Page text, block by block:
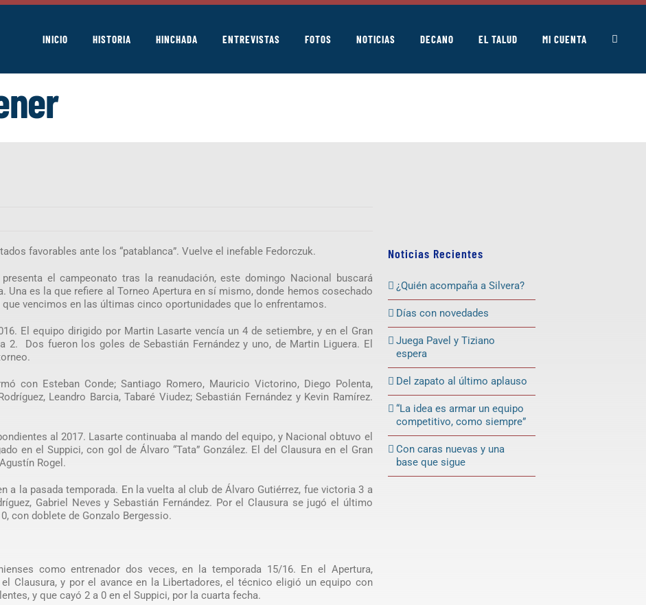
INICIO HISTORIA HINCHADA ENTREVISTAS FOTOS NOTICIAS DECANO EL TALUD MI CUENTA
favorables ante los “patablanca”. Vuelve el inefable Fedorczuk.
el campeonato tras la reanudación, este domingo Nacional buscará
Una es la que refiere al Torneo Apertura en sí mismo, donde hemos cosechado
vencimos en las últimas cinco oportunidades que lo enfrentamos.
El equipo dirigido por Martin Lasarte vencía un 4 de setiembre, y en el Gran
2. Dos fueron los goles de Sebastián Fernández y uno, de Martin Liguera. El
con Esteban Conde; Santiago Romero, Mauricio Victorino, Diego Polenta,
Leandro Barcia, Tabaré Viudez; Sebastián Fernández y Kevin Ramírez.
al 2017. Lasarte continuaba al mando del equipo, y Nacional obtuvo el
en el Suppici, con gol de Álvaro “Tata” González. El del Clausura en el Gran
Rogel.
a la pasada temporada. En la vuelta al club de Álvaro Gutiérrez, fue victoria 3 a
Gabriel Neves y Sebastián Fernández. Por el Clausura se jugó el último
con doblete de Gonzalo Bergessio.
como entrenador dos veces, en la temporada 15/16. En el Apertura,
Clausura, y por el avance en la Libertadores, el técnico eligió un equipo con
y que cayó 2 a 0 en el Suppici, por la cuarta fecha.
Noticias Recientes
¿Quién acompaña a Silvera?
Días con novedades
Juega Pavel y Tiziano
espera
Del zapato al último aplauso
“La idea es armar un equipo
competitivo, como siempre”
Con caras nuevas y una
base que sigue